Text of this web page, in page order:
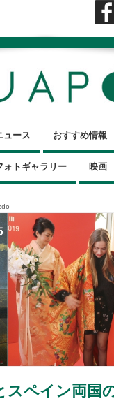
ュース おすすめ情報
ォトギャラリー 映画
スペイン両国